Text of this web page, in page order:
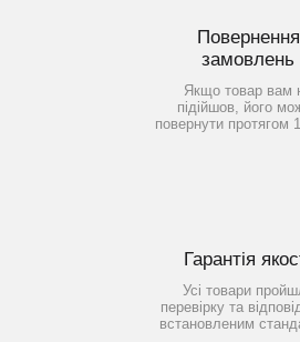
Повернення
замовлень
Якщо товар вам
підійшов, його
повернути протягом
Гарантія
Усі товари
перевірку та
встановленим